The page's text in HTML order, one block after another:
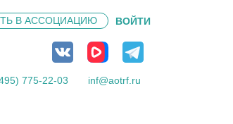
В АССОЦИАЦИЮ ВОЙТИ
775-22-03 inf@aotrf.ru